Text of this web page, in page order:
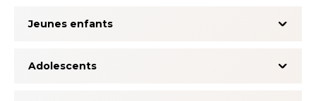
Jeunes enfants
Adolescents